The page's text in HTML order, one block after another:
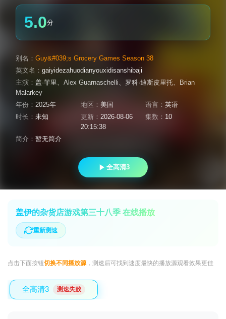
5.0分
别名： Guy&#039;s Grocery Games Season 38
英文名： gaiyidezahuodianyouxidisanshibaji
主演： 盖·菲里、 Alex Guarnaschelli、 罗科·迪斯皮里托、
Brian
Malarkey
年份： 2025年 地区： 美国 语言：英语
时长： 未知 更新： 2026-08-06
20:15:38
集数： 10
简介： 暂无简介
全高清3
盖伊的杂货店游戏第三十八季 在线播放
重新测速
点击下面按钮切换不同播放源，测速后可找到速度最快的播放源观看效果更佳
全高清3 测速失败